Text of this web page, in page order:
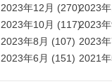
2023年12月 (270)2023
2023年10月 (117)2023
2023年8月 (107) 2023
2023年6月 (151) 2021